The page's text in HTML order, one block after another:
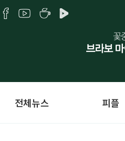
전체뉴스 피플